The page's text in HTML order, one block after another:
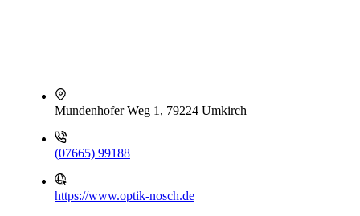
Mundenhofer Weg 1, 79224 Umkirch
(07665) 99188
https://www.optik-nosch.de